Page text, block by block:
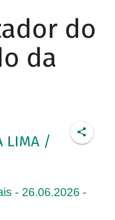
do
da
LIMA /
- 26.06.2026 -